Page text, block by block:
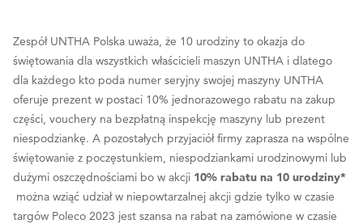
Zespół UNTHA Polska uważa, że 10 urodziny to okazja do
świętowania dla wszystkich właścicieli maszyn UNTHA i dlatego
dla każdego kto poda numer seryjny swojej maszyny UNTHA
oferuje prezent w postaci 10% jednorazowego rabatu na zakup
części, vouchery na bezpłatną inspekcję maszyny lub prezent
niespodziankę. A pozostałych przyjaciół firmy zaprasza na wspólne
świętowanie z poczęstunkiem, niespodziankami urodzinowymi lub
dużymi oszczędnościami bo w akcji 10% rabatu na 10 urodziny*
można wziąć udział w niepowtarzalnej akcji gdzie tylko w czasie
targów Poleco 2023 jest szansa na rabat na zamówione w czasie